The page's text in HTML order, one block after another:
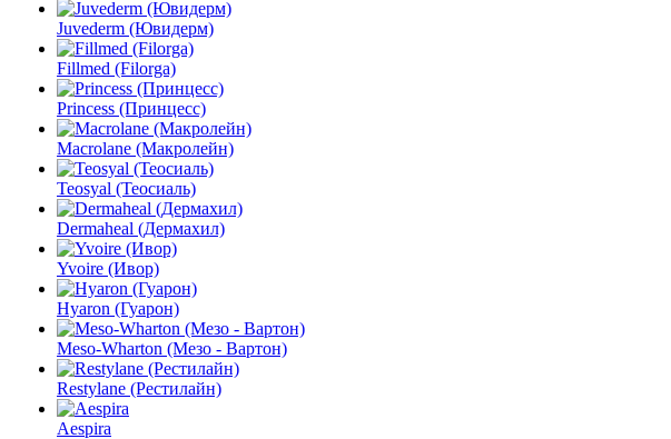
Juvederm (Ювидерм)
Fillmed (Filorga)
Princess (Принцесс)
Macrolane (Макролейн)
Teosyal (Теосиаль)
Dermaheal (Дермахил)
Yvoire (Ивор)
Hyaron (Гуарон)
Meso-Wharton (Мезо - Вартон)
Restylane (Рестилайн)
Aespira